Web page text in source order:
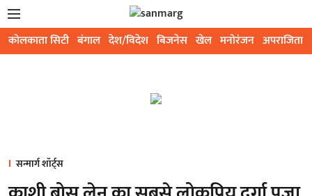
कोलकाता सिटी बंगाल देश/विदेश बिजनेस खेल मनोरंजन अपराजिता
सन्मार्ग शॉर्ट्स